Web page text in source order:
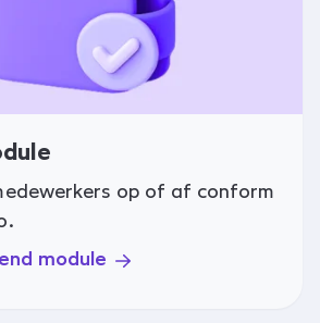
op of af conform
module